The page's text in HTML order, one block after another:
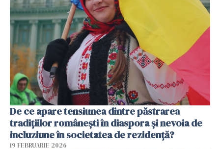
De ce apare tensiunea dintre păstrarea
tradițiilor românești în diaspora și nevoia de
incluziune în societatea de rezidență?
19 FEBRUARIE 2026